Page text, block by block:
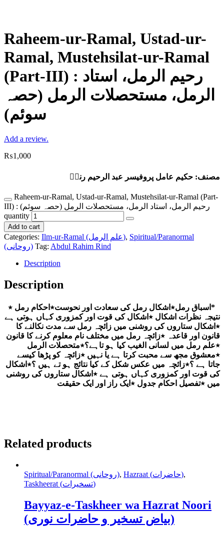
Raheem-ur-Ramal, Ustad-ur-
Ramal, Mustehsilat-ur-Ramal
(Part-III) : رحیم الرمل، استاد
الرمل، مستحصلات الرمل (حصہ
سوئم)
Add a review.
₨1,000
مصنف: حکیم عامل پروفیسر عبد الرحیم رندؒ
Raheem-ur-Ramal, Ustad-ur-Ramal, Mustehsilat-ur-Ramal (Part-
III) : رحیم الرمل، استاد الرمل، مستحصلات الرمل (حصہ سوئم)
quantity
Add to cart
Categories: Ilm-ur-Ramal (علم الرمل), Spiritual/Paranormal
(روحانی) Tag: Abdul Rahim Rind
Description
Description
*اسباق رمل٭اشکال رمل کی سعادت اور نحوست٭احکام رمل ٭
نتیجہ نظرات اشکال ٭اشکال کی قوت اور کمزوری کہاں ہوتی ہے
٭اشکال ستاروں کی روشنی میں زائچہ رمل سے مدت نکالنے کا
قانون اور قاعدہ ٭زائچہ رمل میں مختلف نام معلوم کرنے کا قانون
٭علم رمل میں لسانی الغیب کیا ہو تاہے؟٭متحصلات الرمل
٭معشوق مجھ سے محبت کرتا ہے یا نہیں ٭زائچہ کو پڑھا کیسے
جاتا ہے ؟٭زائچہ میں عکس شکل کے کیا نتائج ہو تے ہیں ؟٭اشکال
کی قوت اور کمزوری کہاں ہوتی ہے ٭اشکال ستاروں کی روشنی
میں ٭تفصیل احکام جدول ٭ایک راز اور ایک حقیقت
Related products
Spiritual/Paranormal (روحانی), Hazraat (حاضرات),
Taskheerat (تسخیرات)
Bayyaz-e-Taskheer wa Hazrat Noori
(بیاض تسخیر و حاضرات نوری)